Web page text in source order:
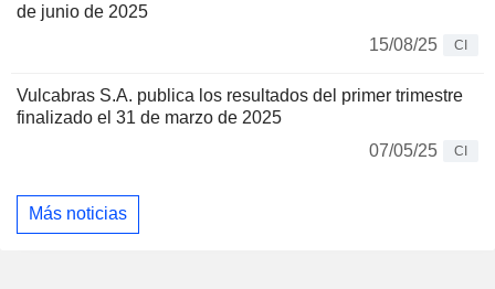
de junio de 2025
15/08/25
CI
Vulcabras S.A. publica los resultados del primer trimestre
finalizado el 31 de marzo de 2025
07/05/25
CI
Más noticias